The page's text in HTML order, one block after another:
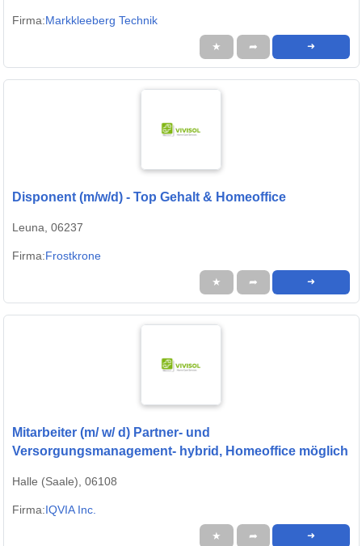
Firma:Markkleeberg Technik
★ ➦ ➜
Disponent (m/w/d) - Top Gehalt & Homeoffice
Leuna, 06237
Firma:Frostkrone
★ ➦ ➜
Mitarbeiter (m/ w/ d) Partner- und
Versorgungsmanagement- hybrid, Homeoffice möglich
Halle (Saale), 06108
Firma:IQVIA Inc.
★ ➦ ➜